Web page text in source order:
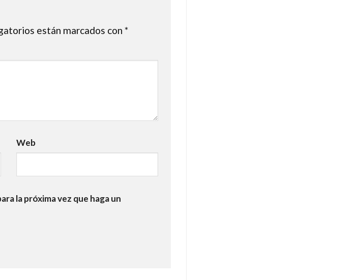
están marcados con *
Web
la próxima vez que haga un